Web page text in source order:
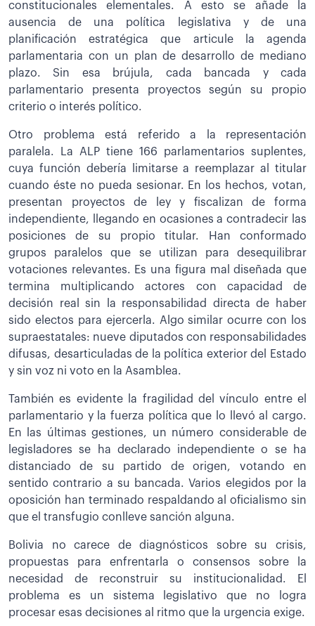
constitucionales elementales. A esto se añade la
ausencia de una política legislativa y de una
planificación estratégica que articule la agenda
parlamentaria con un plan de desarrollo de mediano
plazo. Sin esa brújula, cada bancada y cada
parlamentario presenta proyectos según su propio
criterio o interés político.
Otro problema está referido a la representación
paralela. La ALP tiene 166 parlamentarios suplentes,
cuya función debería limitarse a reemplazar al titular
cuando éste no pueda sesionar. En los hechos, votan,
presentan proyectos de ley y fiscalizan de forma
independiente, llegando en ocasiones a contradecir las
posiciones de su propio titular. Han conformado
grupos paralelos que se utilizan para desequilibrar
votaciones relevantes. Es una figura mal diseñada que
termina multiplicando actores con capacidad de
decisión real sin la responsabilidad directa de haber
sido electos para ejercerla. Algo similar ocurre con los
supraestatales: nueve diputados con responsabilidades
difusas, desarticuladas de la política exterior del Estado
y sin voz ni voto en la Asamblea.
También es evidente la fragilidad del vínculo entre el
parlamentario y la fuerza política que lo llevó al cargo.
En las últimas gestiones, un número considerable de
legisladores se ha declarado independiente o se ha
distanciado de su partido de origen, votando en
sentido contrario a su bancada. Varios elegidos por la
oposición han terminado respaldando al oficialismo sin
que el transfugio conlleve sanción alguna.
Bolivia no carece de diagnósticos sobre su crisis,
propuestas para enfrentarla o consensos sobre la
necesidad de reconstruir su institucionalidad. El
problema es un sistema legislativo que no logra
procesar esas decisiones al ritmo que la urgencia exige.